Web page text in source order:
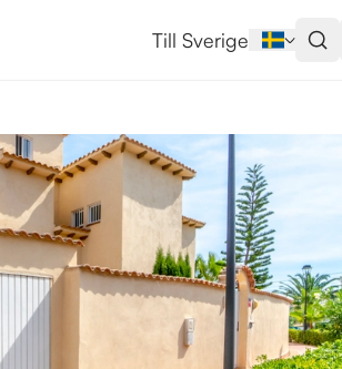
Till Sverige